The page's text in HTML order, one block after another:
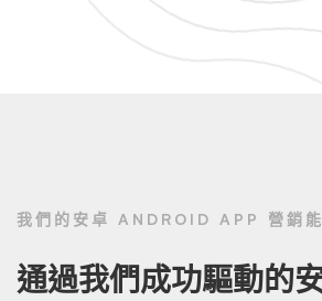
我們的安卓 ANDROID APP 營銷
通過我們成功驅動的